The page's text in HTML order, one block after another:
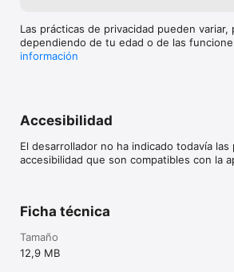
Las prácticas de privacidad pueden variar,
dependiendo de tu edad o de las
información
Accesibilidad
El desarrollador no ha indicado todavía
accesibilidad que son compatibles con la
Ficha técnica
Tamaño
12,9 MB